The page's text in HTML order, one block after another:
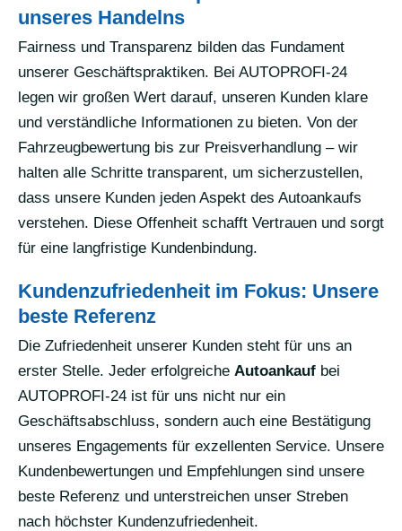
unseres Handelns
Fairness und Transparenz bilden das Fundament
unserer Geschäftspraktiken. Bei AUTOPROFI-24
legen wir großen Wert darauf, unseren Kunden klare
und verständliche Informationen zu bieten. Von der
Fahrzeugbewertung bis zur Preisverhandlung – wir
halten alle Schritte transparent, um sicherzustellen,
dass unsere Kunden jeden Aspekt des Autoankaufs
verstehen. Diese Offenheit schafft Vertrauen und sorgt
für eine langfristige Kundenbindung.
Kundenzufriedenheit im Fokus: Unsere
beste Referenz
Die Zufriedenheit unserer Kunden steht für uns an
erster Stelle. Jeder erfolgreiche Autoankauf bei
AUTOPROFI-24 ist für uns nicht nur ein
Geschäftsabschluss, sondern auch eine Bestätigung
unseres Engagements für exzellenten Service. Unsere
Kundenbewertungen und Empfehlungen sind unsere
beste Referenz und unterstreichen unser Streben
nach höchster Kundenzufriedenheit.